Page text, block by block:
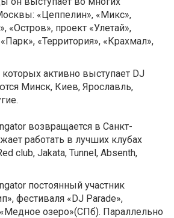
«Цеппелин», «Микс»,
«Остров», проект «Улетай»,
«Территория», «Крахмал»,
активно выступает DJ
Минск, Киев, Ярославль,
возвращается в Санкт-
работать в лучших клубах
club, Jakata, Tunnel, Absenth,
постоянный участник
фестиваля «DJ Parade»,
озеро»(СПб). Параллельно